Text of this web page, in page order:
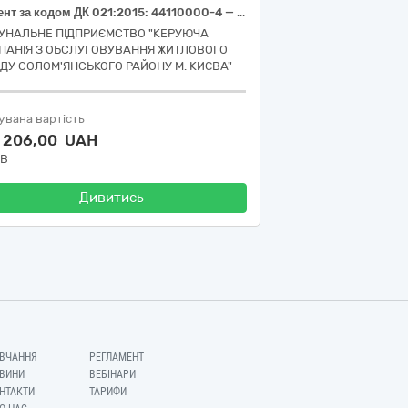
цемент за кодом ДК 021:2015: 44110000-4 — Конструкційні матеріали
ПІДПРИЄМСТВО "КЕРУЮЧА
З ОБСЛУГОВУВАННЯ ЖИТЛОВОГО
СОЛОМ'ЯНСЬКОГО РАЙОНУ М. КИЄВА"
вартість
206,00 UAH
Дивитись
РЕГЛАМЕНТ
ВЕБІНАРИ
ТАРИФИ